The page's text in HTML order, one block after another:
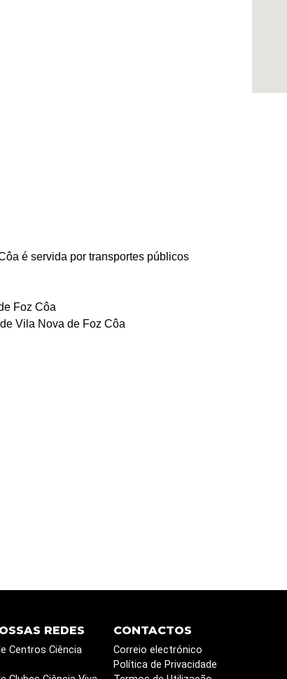
é servida por transportes públicos
Foz Côa
Vila Nova de Foz Côa
REDES
Centros Ciência
CONTACTOS
Correio electrónico
Política de Privacidade